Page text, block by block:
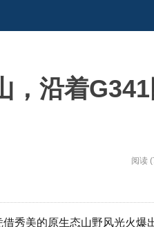
，沿着
阅读
秀美的原生态山野风光火爆